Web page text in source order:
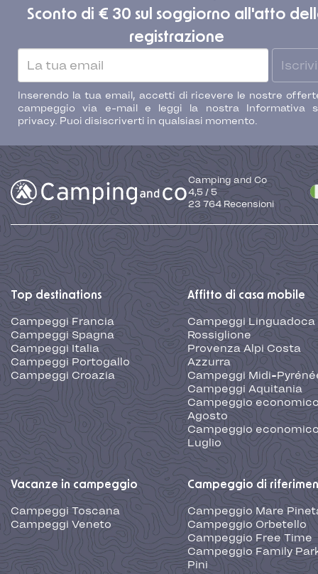
Sconto di € 30 sul soggiorno all'atto
registrazione
Inserendo la tua email, accetti di ricevere le nostre
campeggio via e-mail e leggi la nostra Informativa
privacy. Puoi disiscriverti in qualsiasi momento.
Camping and Co
4,5 / 5
23 764 Recensioni
Top destinations
Campeggi Francia
Campeggi Spagna
Campeggi Italia
Campeggi Portogallo
Campeggi Croazia
Affitto di casa mobile
Campeggi Linguadoca
Rossiglione
Provenza Alpi Costa
Azzurra
Campeggi Midi-
Campeggi Aquitania
Campeggio
Agosto
Campeggio
Luglio
Vacanze in campeggio
Campeggi Toscana
Campeggi Veneto
Campeggio di
Campeggio Mare
Campeggio Orbetello
Campeggio Free Time
Campeggio Family
Pini